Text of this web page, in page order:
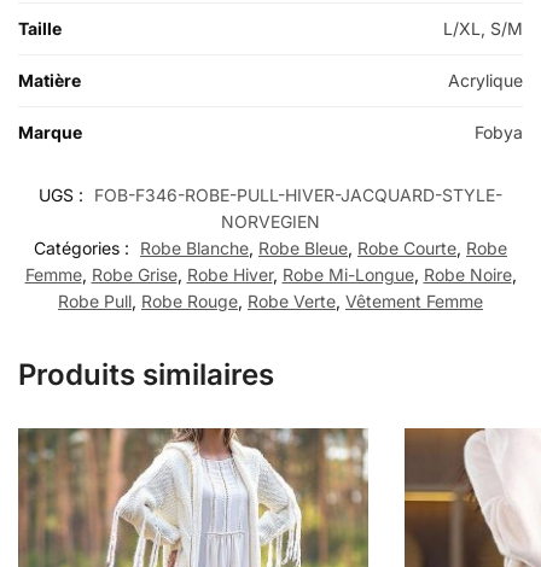
Taille L/XL, S/M
Matière Acrylique
Marque Fobya
UGS :
FOB-F346-ROBE-PULL-HIVER-JACQUARD-STYLE-
NORVEGIEN
Catégories :
Robe Blanche, Robe Bleue, Robe Courte, Robe
Femme, Robe Grise, Robe Hiver, Robe Mi-Longue, Robe Noire,
Robe Pull, Robe Rouge, Robe Verte, Vêtement Femme
Produits similaires